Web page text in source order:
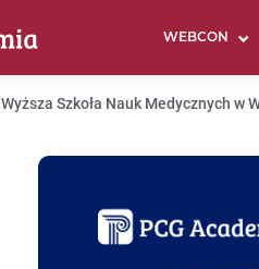
WEBCON
Wyższa Szkoła Nauk Medycznych